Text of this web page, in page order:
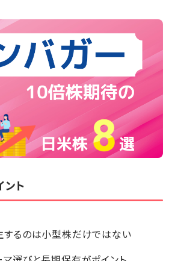
ト
するのは小型株だけではない